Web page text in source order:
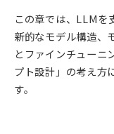
この章では、LLMを
新的なモデル構造、
とファインチューニ
プト設計」の考え方
す。